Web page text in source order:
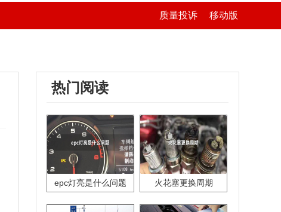
质量投诉 移动版
热门阅读
epc灯亮是什么问题 火花塞更换周期